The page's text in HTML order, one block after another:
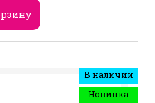
В наличии
Новинка